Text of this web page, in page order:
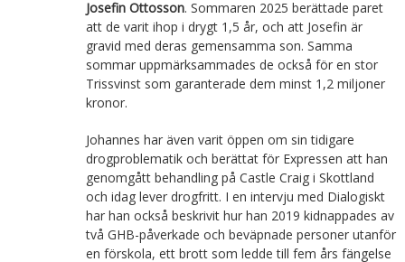
Josefin Ottosson. Sommaren 2025 berättade paret
att de varit ihop i drygt 1,5 år, och att Josefin är
gravid med deras gemensamma son. Samma
sommar uppmärksammades de också för en stor
Trissvinst som garanterade dem minst 1,2 miljoner
kronor.
Johannes har även varit öppen om sin tidigare
drogproblematik och berättat för Expressen att han
genomgått behandling på Castle Craig i Skottland
och idag lever drogfritt. I en intervju med Dialogiskt
har han också beskrivit hur han 2019 kidnappades av
två GHB-påverkade och beväpnade personer utanför
en förskola, ett brott som ledde till fem års fängelse